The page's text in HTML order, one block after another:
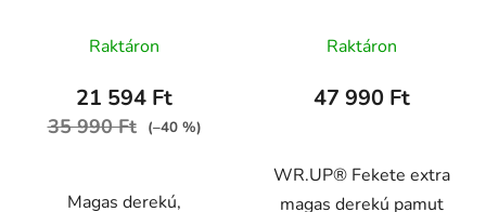
WRUPY4HC001ORG,
N
Raktáron
21 594 Ft
35 990 Ft (–40 %)
Magas derekú,
WRUP2HHC001ORG,
N
Raktáron
47 990 Ft
WR.UP® Fekete extra
magas derekú pamut